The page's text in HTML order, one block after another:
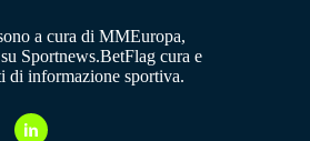
a cura di MMEuropa,
Sportnews.BetFlag cura e
di informazione sportiva.